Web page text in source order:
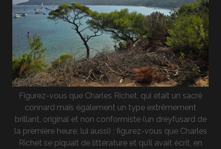
Figurez-vous que Charles Richet, qui était un sacré
connard mais également un type extrêmement
brillant, original et non conformiste (un dreyfusard de
la première heure, lui aussi) ; figurez-vous que Charles
Richet se piquait de littérature et qu’il avait écrit, en